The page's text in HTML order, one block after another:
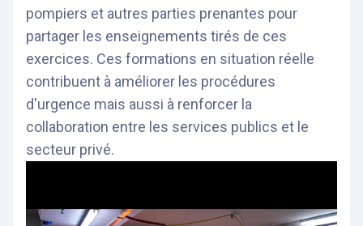
pompiers et autres parties prenantes pour
partager les enseignements tirés de ces
exercices. Ces formations en situation réelle
contribuent à améliorer les procédures
d'urgence mais aussi à renforcer la
collaboration entre les services publics et le
secteur privé.